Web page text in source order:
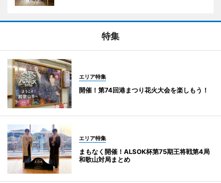
特集
エリア特集
開催！第74回港まつり花火大会を楽しもう！
エリア特集
まもなく開催！ALSOK杯第75期王将戦第4局
和歌山対局まとめ